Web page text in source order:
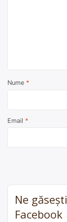
Nume *
Email *
Ne
Facebook